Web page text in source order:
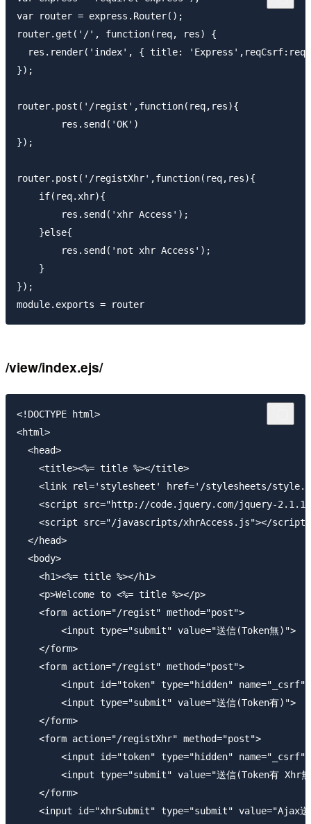
var router = express.Router();
router.get('/', function(req, res) {
res.render('index', { title:
});
router.post('/regist',function(req,res){
        res.send('OK')
});
router.post('/registXhr',function(req,res){
    if(req.xhr){
        res.send('xhr Access');
    }else{
        res.send('not xhr Access');
    }
});
/view/index.ejs/
<!DOCTYPE html>
<html>
  <head>
    <title><%= title %></title>
<link rel='stylesheet' href='/stylesheets/
<script src="http://code.jquery.com/jquery-
    <script src="/javascripts/xhrAccess.js"></script>
  </head>
  <body>
    <h1><%= title %></h1>
    <p>Welcome to <%= title %></p>
    <form action="/regist" method="post">
        <input type="submit" value="送信(Token無)">
    </form>
    <form action="/regist" method="post">
<input id="token" type="hidden" name="_csrf"
        <input type="submit" value="送信(Token有)">
    </form>
    <form action="/registXhr" method="post">
<input id="token" type="hidden" name="_csrf"
<input type="submit" value="送信(Token有 Xhr
    </form>
<input id="xhrSubmit" type="submit" value="Ajax送